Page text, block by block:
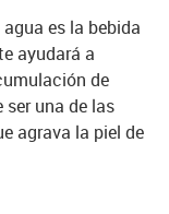
es la bebida
ayudará a
de
una de las
agrava la piel de